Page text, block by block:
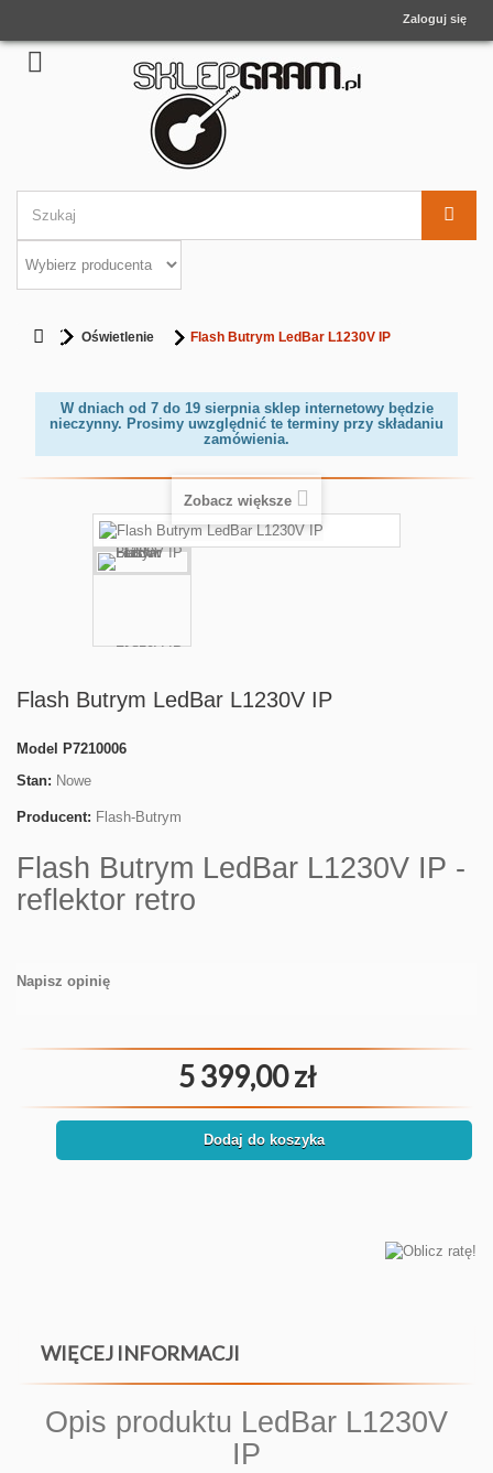
Zaloguj się
Oświetlenie Flash Butrym LedBar L1230V IP
W dniach od 7 do 19 sierpnia sklep internetowy będzie
nieczynny. Prosimy uwzględnić te terminy przy składaniu
zamówienia.
Zobacz większe
Flash Butrym LedBar L1230V IP
Model P7210006
Stan: Nowe
Producent: Flash-Butrym
Flash Butrym LedBar L1230V IP -
reflektor retro
Napisz opinię
5 399,00 zł
Dodaj do koszyka
WIĘCEJ INFORMACJI
Opis produktu LedBar L1230V
IP